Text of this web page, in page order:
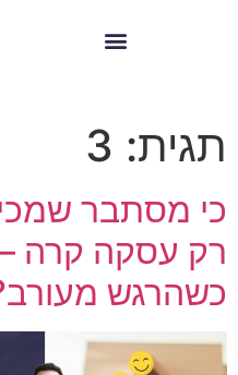
תגית: 3
כי מסתבר
רק עסקה קרה
כשהרגש